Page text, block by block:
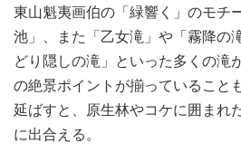
東山魁夷画伯の「緑響く」のモチ
池」、また「乙女滝」や「霧降の
どり隠しの滝」といった多くの滝
の絶景ポイントが揃っていること
延ばすと、原生林やコケに囲まれ
に出合える。